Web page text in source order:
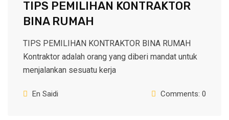
TIPS PEMILIHAN KONTRAKTOR
BINA RUMAH
TIPS PEMILIHAN KONTRAKTOR BINA RUMAH
Kontraktor adalah orang yang diberi mandat untuk
menjalankan sesuatu kerja
En Saidi Comments: 0